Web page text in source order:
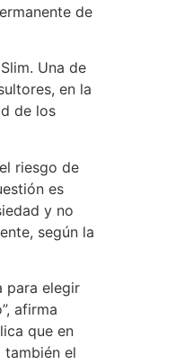
de
Una de
en la
de los
riesgo de
es
y no
según la
para elegir
afirma
que en
también el